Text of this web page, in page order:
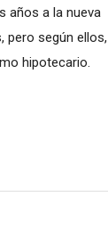
años a la nueva
pero según ellos,
hipotecario.